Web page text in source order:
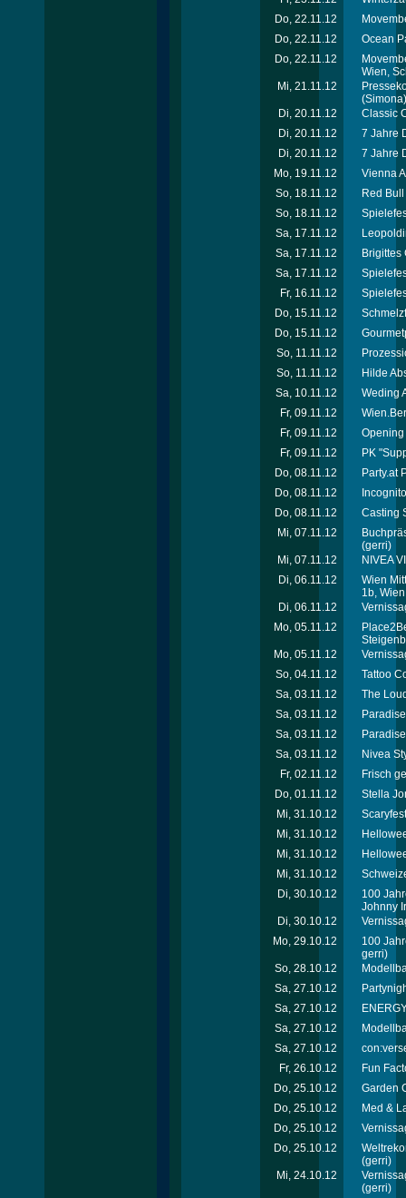
Do, 22.11.12
Do, 22.11.12
Ocean
Do, 22.11.12
Wien,
Mi, 21.11.12
(Simona)
Di, 20.11.12
Classic
Di, 20.11.12
7 Jahre
Di, 20.11.12
7 Jahre
Mo, 19.11.12
Vienna
So, 18.11.12
Red
So, 18.11.12
Sa, 17.11.12
Sa, 17.11.12
Brigittes
Sa, 17.11.12
Fr, 16.11.12
Do, 15.11.12
Do, 15.11.12
So, 11.11.12
So, 11.11.12
Hilde
Sa, 10.11.12
Weding
Fr, 09.11.12
Fr, 09.11.12
Opening
Fr, 09.11.12
PK
Do, 08.11.12
Party.at
Do, 08.11.12
Do, 08.11.12
Casting
Mi, 07.11.12
(gerri)
Mi, 07.11.12
NIVEA
Di, 06.11.12
Wien
1b, Wien
Di, 06.11.12
Mo, 05.11.12
Mo, 05.11.12
So, 04.11.12
Tattoo
Sa, 03.11.12
The
Sa, 03.11.12
Sa, 03.11.12
Sa, 03.11.12
Nivea
Fr, 02.11.12
Frisch
Do, 01.11.12
Stella
Mi, 31.10.12
Mi, 31.10.12
Mi, 31.10.12
Mi, 31.10.12
Di, 30.10.12
100
Johnny
Di, 30.10.12
Mo, 29.10.12
100
gerri)
So, 28.10.12
Sa, 27.10.12
Sa, 27.10.12
Sa, 27.10.12
Sa, 27.10.12
Fr, 26.10.12
Fun
Do, 25.10.12
Garden
Do, 25.10.12
Med &
Do, 25.10.12
Do, 25.10.12
(gerri)
Mi, 24.10.12
(gerri)